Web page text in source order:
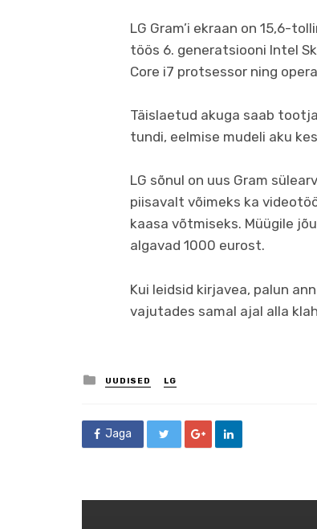
LG Gram’i ekraan on 15,6-
töös 6. generatsiooni Intel
Core i7 protsessor ning
Täislaetud akuga saab
tundi, eelmise mudeli aku
LG sõnul on uus Gram
piisavalt võimeks ka
kaasa võtmiseks. Müügile
algavad 1000 eurost.
Kui leidsid kirjavea, palun
vajutades samal ajal alla
Posted
in
UUDISED LG
Jaga